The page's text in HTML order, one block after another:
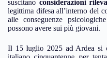
suscitano considerazioni
legittima difesa all’interno del
alle conseguenze
possono avere sui più giovani.
Il 15 luglio 2025 ad Ardea si